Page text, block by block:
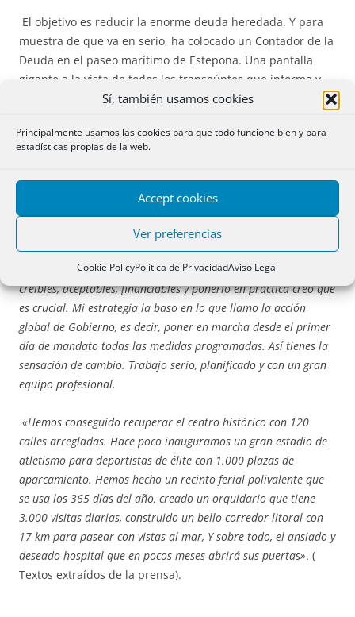
Sí, también usamos cookies
Principalmente usamos las cookies para que todo funcione bien y para
estadísticas propias de la web.
Accept cookies
Ver preferencias
Cookie PolicyPolítica de PrivacidadAviso Legal
El objetivo es reducir la enorme deuda heredada. Y para
muestra de que va en serio, ha colocado un Contador de la
Deuda en el paseo marítimo de Estepona. Una pantalla
gigante a la vista de todos los transeúntes que informa y
actualiza los euros que quedan por pagar y los días.
«El Ayuntamiento estaba con 300 millones de euros de deuda y
en estos momentos está en 120 millones. Se ha recortado ya en
deuda a cero. El día que ya no necesitemos de recursos
públicos para pagarla, ese día bajaremos todos los impuestos
municipales en un 50% al final de este mandato»
«Cumplir el programa electoral, tener unas propuestas
creíbles, aceptables, financiables y ponerlo en práctica creo que
es crucial. Mi estrategia la baso en lo que llamo la acción
global de Gobierno, es decir, poner en marcha desde el primer
día de mandato todas las medidas programadas. Así tienes la
sensación de cambio. Trabajo serio, planificado y con un gran
equipo profesional.
«Hemos conseguido recuperar el centro histórico con 120
calles arregladas. Hace poco inauguramos un gran estadio de
atletismo para deportistas de élite con 1.000 plazas de
aparcamiento. Hemos hecho un recinto ferial polivalente que
se usa los 365 días del año, creado un orquidario que tiene
3.000 visitas diarias, construido un bello corredor litoral con
17 km para pasear con vistas al mar, Y sobre todo, el ansiado y
deseado hospital que en pocos meses abrirá sus puertas». (
Textos extraídos de la prensa).